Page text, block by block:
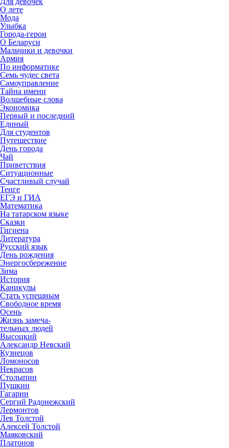
О лете
Мода
Улыбка
Города-герои
О Беларуси
Мальчики и девочки
Армия
По информатике
Семь чудес света
Самоуправление
Тайна имени
Волшебные слова
Экономика
Первый и последний
Единый
Для студентов
Путешествие
День города
Чай
Приветствия
Ситуационные
Счастливый случай
Тенге
ЕГЭ и ГИА
Математика
На татарском языке
Сказки
Гигиена
Литература
Русский язык
День рождения
Энергосбережение
Зима
История
Каникулы
Стать успешным
Свободное время
Осень
Жизнь замеча-
тельных людей
Высоцкий
Александр Невский
Кузнецов
Ломоносов
Некрасов
Столыпин
Пушкин
Гагарин
Сергий Радонежский
Лермонтов
Лев Толстой
Алексей Толстой
Маяковский
Платонов